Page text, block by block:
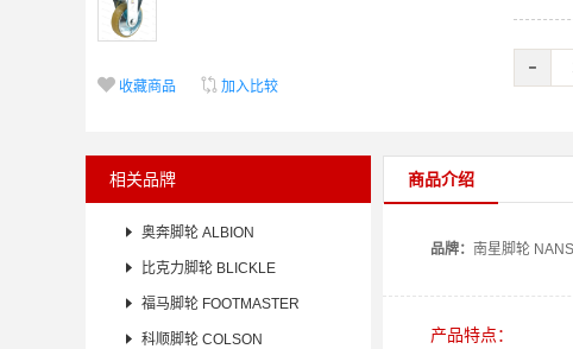
 收藏商品  加入比较
-
相关品牌
 奥奔脚轮 ALBION
 比克力脚轮 BLICKLE
 福马脚轮 FOOTMASTER
 科顺脚轮 COLSON
商品介绍
品牌： 南星脚轮
产品特点：